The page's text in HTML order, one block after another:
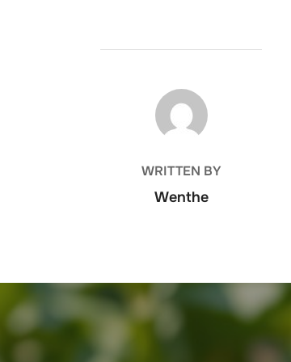
POST AUTHOR
WRITTEN BY
Wenthe